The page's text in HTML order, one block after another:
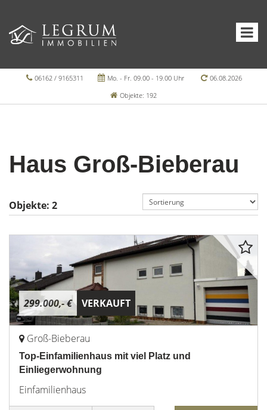
06162 / 9165311 Mo. - Fr. 09.00 - 19.00 Uhr
06.08.2026
Objekte: 192
Haus Groß-Bieberau
Objekte: 2
299.000,- € VERKAUFT
Groß-Bieberau
Top-Einfamilienhaus mit viel Platz und
Einliegerwohnung
Einfamilienhaus